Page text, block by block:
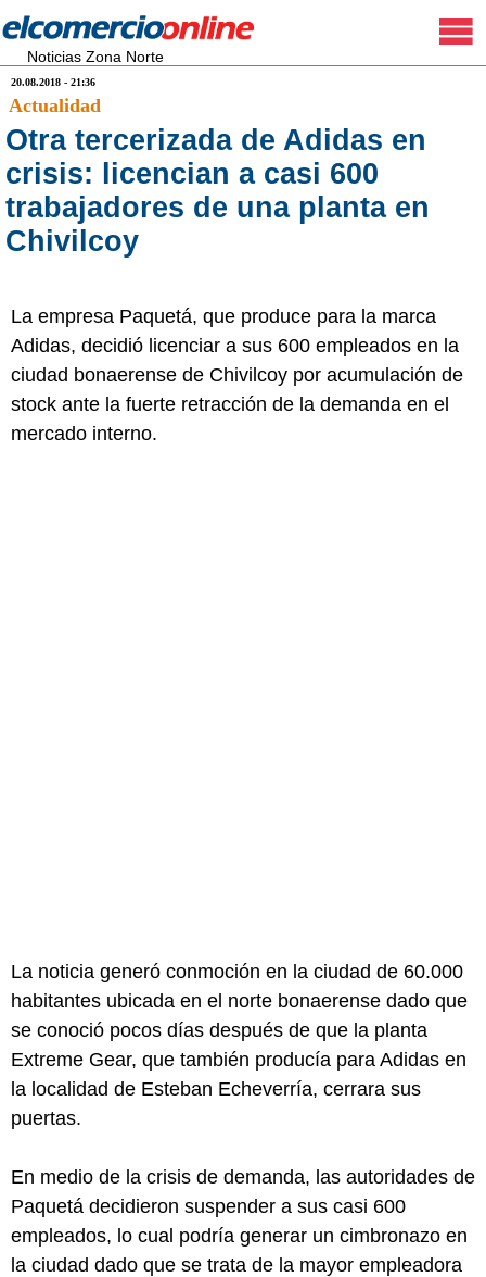
Noticias Zona Norte
20.08.2018 - 21:36
Actualidad
Otra tercerizada de Adidas en
crisis: licencian a casi 600
trabajadores de una planta en
Chivilcoy
La empresa Paquetá, que produce para la marca
Adidas, decidió licenciar a sus 600 empleados en la
ciudad bonaerense de Chivilcoy por acumulación de
stock ante la fuerte retracción de la demanda en el
mercado interno.
La noticia generó conmoción en la ciudad de 60.000
habitantes ubicada en el norte bonaerense dado que
se conoció pocos días después de que la planta
Extreme Gear, que también producía para Adidas en
la localidad de Esteban Echeverría, cerrara sus
puertas.
En medio de la crisis de demanda, las autoridades de
Paquetá decidieron suspender a sus casi 600
empleados, lo cual podría generar un cimbronazo en
la ciudad dado que se trata de la mayor empleadora